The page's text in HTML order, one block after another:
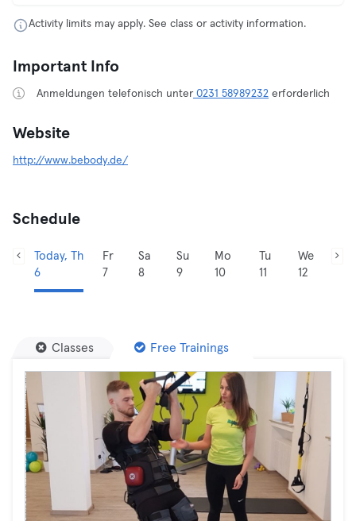
Activity limits may apply. See class or activity information.
Important Info
Anmeldungen telefonisch unter0231 58989232 erforderlich
Website
http://www.bebody.de/
Schedule
Today, Th
6
Fr
7
Sa
8
Su
9
Mo
10
Tu
11
We
12
Classes Free Trainings